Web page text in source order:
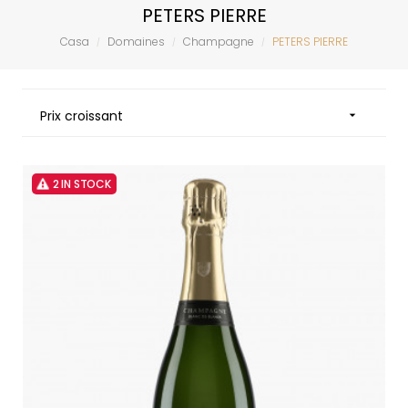
PETERS PIERRE
Casa Domaines Champagne PETERS PIERRE
Prix croissant 
2 IN STOCK